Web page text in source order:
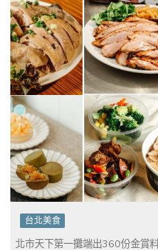
台北美食
北市天下第一攤端出360份金